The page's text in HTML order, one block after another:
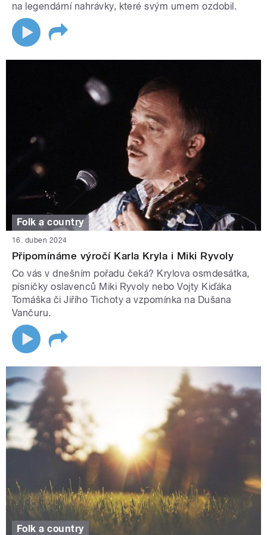
na legendární nahrávky, které svým umem ozdobil.
Folk a country
16. duben 2024
Připomínáme výročí Karla Kryla i Miki Ryvoly
Co vás v dnešním pořadu čeká? Krylova osmdesátka,
písničky oslavenců Miki Ryvoly nebo Vojty Kiďáka
Tomáška či Jiřího Tichoty a vzpomínka na Dušana
Vančuru.
Folk a country